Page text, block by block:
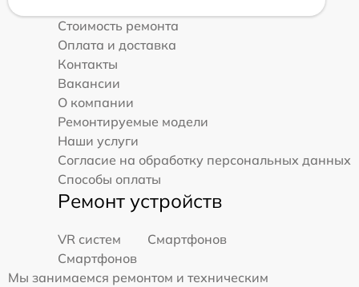
Стоимость ремонта
Оплата и доставка
Контакты
Вакансии
О компании
Ремонтируемые модели
Наши услуги
Согласие на обработку персональных данных
Способы оплаты
Ремонт устройств
VR систем
Смартфонов
Смартфонов
Мы занимаемся ремонтом и техническим